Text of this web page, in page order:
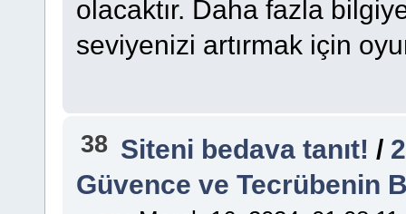
olacaktır. Daha fazla
seviyenizi artırmak için
38 Siteni bedava tanıt! /
Güvence ve Tecrübenin